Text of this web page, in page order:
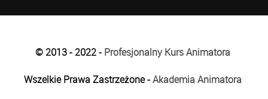
© 2013 - 2022 - Profesjonalny Kurs Animatora
Wszelkie Prawa Zastrzeżone -Akademia Animatora